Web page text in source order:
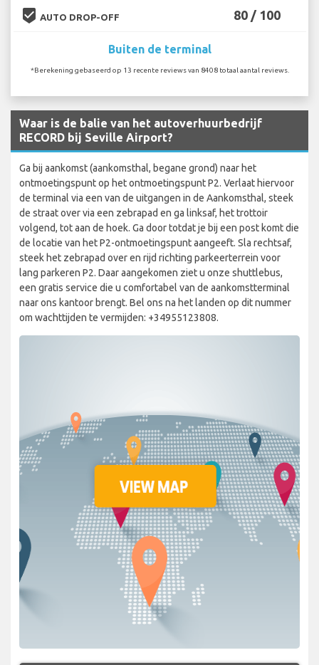
beenhere AUTO DROP-OFF 80 / 100
Buiten de terminal
*Berekening gebaseerd op 13 recente reviews van 8408 totaal aantal reviews.
Waar is de balie van het autoverhuurbedrijf
RECORD bij Seville Airport?
Ga bij aankomst (aankomsthal, begane grond) naar het
ontmoetingspunt op het ontmoetingspunt P2. Verlaat hiervoor
de terminal via een van de uitgangen in de Aankomsthal, steek
de straat over via een zebrapad en ga linksaf, het trottoir
volgend, tot aan de hoek. Ga door totdat je bij een post komt die
de locatie van het P2-ontmoetingspunt aangeeft. Sla rechtsaf,
steek het zebrapad over en rijd richting parkeerterrein voor
lang parkeren P2. Daar aangekomen ziet u onze shuttlebus,
een gratis service die u comfortabel van de aankomstterminal
naar ons kantoor brengt. Bel ons na het landen op dit nummer
om wachttijden te vermijden: +34955123808.